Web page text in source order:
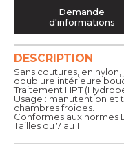
DESCRIPTION
Sans coutures, en
doublure intérieure
Traitement HPT
Usage : manutention et
chambres froides.
Conformes aux normes
Tailles du 7 au 11.
Demande
d'informations